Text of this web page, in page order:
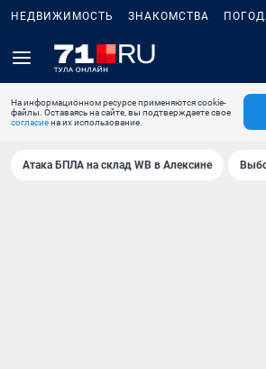
НЕДВИЖИМОСТЬ ЗНАКОМСТВА
На информационном ресурсе применяются cookie-
файлы. Оставаясь на сайте, вы подтверждаете свое
согласиена их использование.
Атака БПЛА на склад WB в Алексине